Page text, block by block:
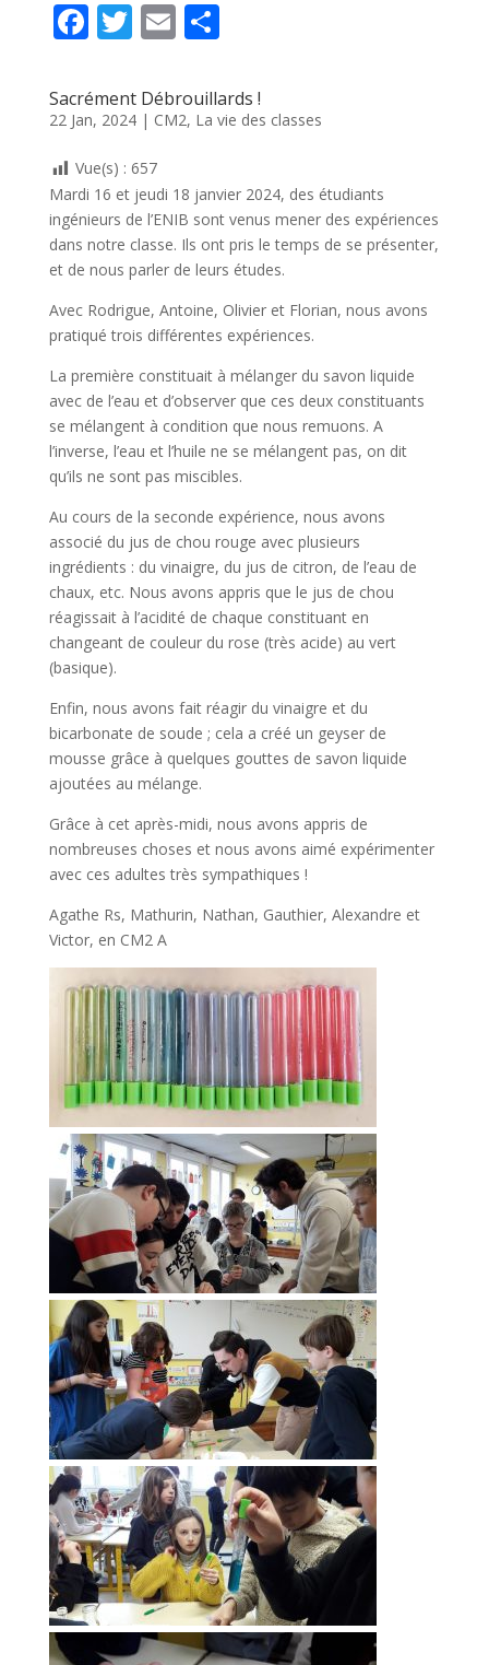
F
e
b
o
o
k
T
itt
er
E
ai
l
P
ta
g
Sacrément Débrouillards !
22 Jan, 2024| CM2, La vie des classes
Vue(s) : 657
Mardi 16 et jeudi 18 janvier 2024, des étudiants
ingénieurs de l’ENIB sont venus mener des expériences
dans notre classe. Ils ont pris le temps de se présenter,
et de nous parler de leurs études.
Avec Rodrigue, Antoine, Olivier et Florian, nous avons
pratiqué trois différentes expériences.
La première constituait à mélanger du savon liquide
avec de l’eau et d’observer que ces deux constituants
se mélangent à condition que nous remuons. A
l’inverse, l’eau et l’huile ne se mélangent pas, on dit
qu’ils ne sont pas miscibles.
Au cours de la seconde expérience, nous avons
associé du jus de chou rouge avec plusieurs
ingrédients : du vinaigre, du jus de citron, de l’eau de
chaux, etc. Nous avons appris que le jus de chou
réagissait à l’acidité de chaque constituant en
changeant de couleur du rose (très acide) au vert
(basique).
Enfin, nous avons fait réagir du vinaigre et du
bicarbonate de soude ; cela a créé un geyser de
mousse grâce à quelques gouttes de savon liquide
ajoutées au mélange.
Grâce à cet après-midi, nous avons appris de
nombreuses choses et nous avons aimé expérimenter
avec ces adultes très sympathiques !
Agathe Rs, Mathurin, Nathan, Gauthier, Alexandre et
Victor, en CM2 A